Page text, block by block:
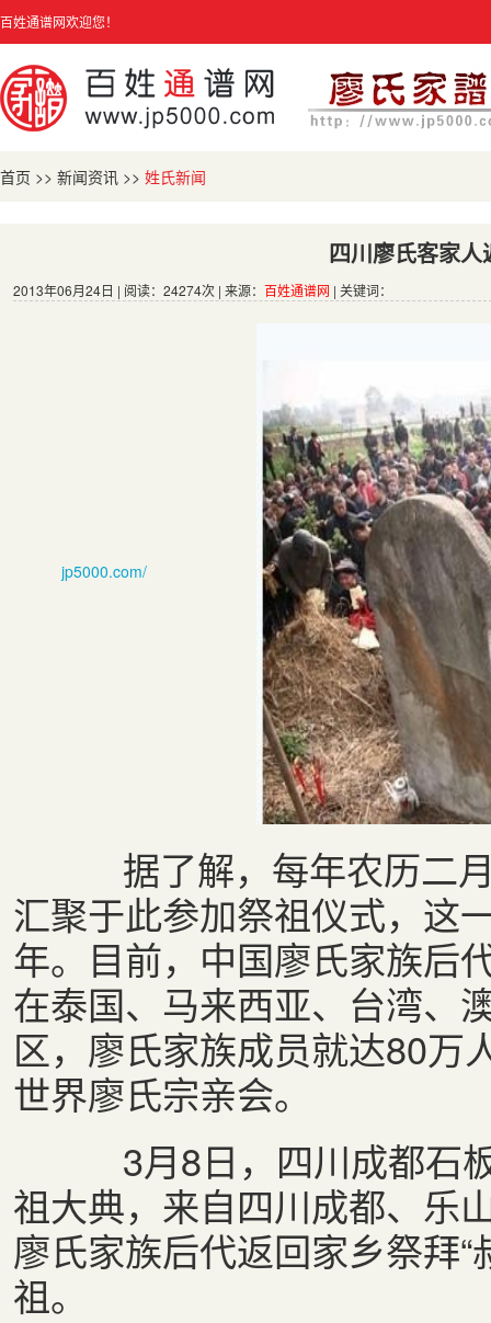
百姓通谱网欢迎您！
首页 >> 新闻资讯 >> 姓氏新闻
四川廖氏客家人
2013年06月24日 | 阅读：24274次 | 来源： 百姓通谱网 | 关键词：
jp5000.com/
据了解，每年农历二月
汇聚于此参加祭祖仪式，这
年。目前，中国廖氏家族后
在泰国、马来西亚、台湾、
区，廖氏家族成员就达80万
世界廖氏宗亲会。
3月8日，四川成都石板
祖大典，来自四川成都、乐
廖氏家族后代返回家乡祭拜“
祖。